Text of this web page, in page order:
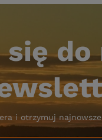
do
i otrzymuj